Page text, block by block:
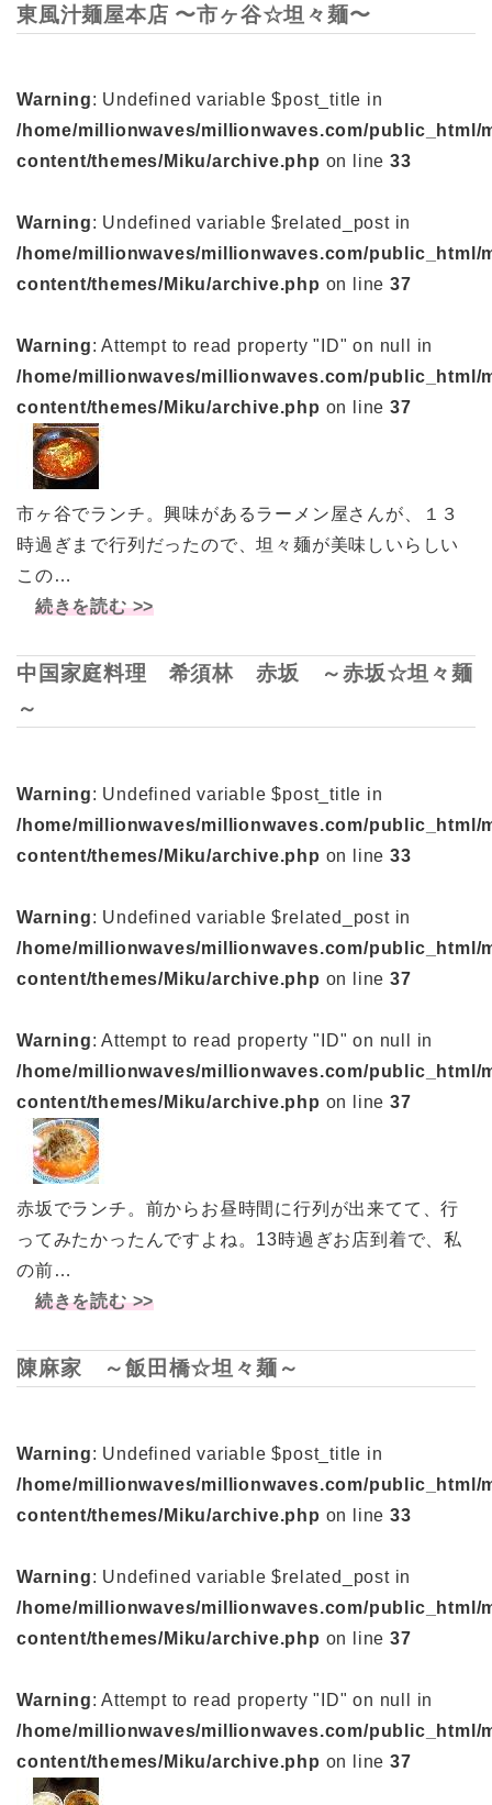
東風汁麺屋本店 〜市ヶ谷☆坦々麺〜
Warning: Undefined variable $post_title in
/home/millionwaves/millionwaves.com/public_html/
content/themes/Miku/archive.php on line33
Warning: Undefined variable $related_post in
/home/millionwaves/millionwaves.com/public_html/
content/themes/Miku/archive.php on line37
Warning: Attempt to read property "ID" on null in
/home/millionwaves/millionwaves.com/public_html/
content/themes/Miku/archive.php on line37
市ヶ谷でランチ。興味があるラーメン屋さんが、１３
時過ぎまで行列だったので、坦々麺が美味しいらしい
この…
続きを読む >>
中国家庭料理 希須林 赤坂 ～赤坂☆坦々麺
～
Warning: Undefined variable $post_title in
/home/millionwaves/millionwaves.com/public_html/
content/themes/Miku/archive.php on line33
Warning: Undefined variable $related_post in
/home/millionwaves/millionwaves.com/public_html/
content/themes/Miku/archive.php on line37
Warning: Attempt to read property "ID" on null in
/home/millionwaves/millionwaves.com/public_html/
content/themes/Miku/archive.php on line37
赤坂でランチ。前からお昼時間に行列が出来てて、行
ってみたかったんですよね。13時過ぎお店到着で、私
の前…
続きを読む >>
陳麻家 ～飯田橋☆坦々麺～
Warning: Undefined variable $post_title in
/home/millionwaves/millionwaves.com/public_html/
content/themes/Miku/archive.php on line33
Warning: Undefined variable $related_post in
/home/millionwaves/millionwaves.com/public_html/
content/themes/Miku/archive.php on line37
Warning: Attempt to read property "ID" on null in
/home/millionwaves/millionwaves.com/public_html/
content/themes/Miku/archive.php on line37